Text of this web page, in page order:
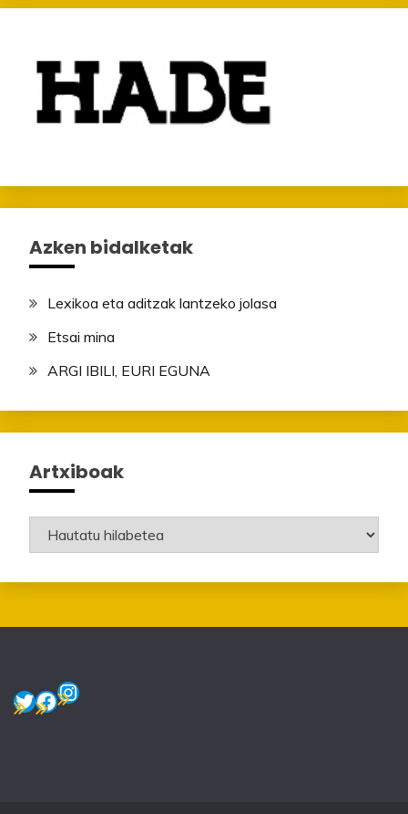
Azken bidalketak
Lexikoa eta aditzak lantzeko jolasa
Etsai mina
ARGI IBILI, EURI EGUNA
Artxiboak
Artxiboak
Twitter
Facebook
Instagram